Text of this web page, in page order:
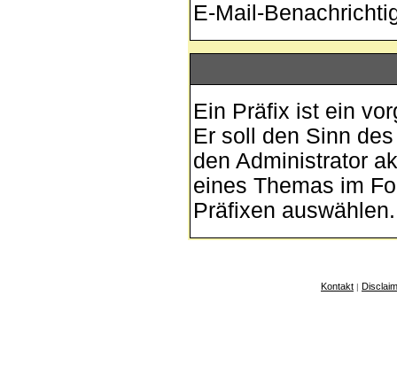
E-Mail-
Ein Präfix ist ein
Er soll den Sinn
den Administrator
eines Themas im
Präfixen auswählen.
Kontakt |